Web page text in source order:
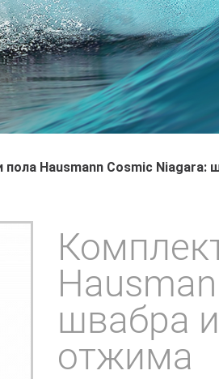
пола Hausmann Cosmic
швабра
отжима